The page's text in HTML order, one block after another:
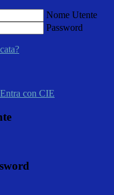
Nome Utente
Password
Entra con CIE